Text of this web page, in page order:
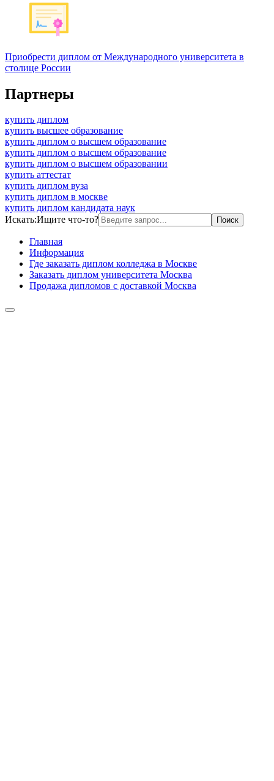
Приобрести диплом от Международного университета в
столице России
Партнеры
купить диплом
купить высшее образование
купить диплом о высшем образование
купить диплом о высшем образование
купить диплом о высшем образовании
купить аттестат
купить диплом вуза
купить диплом в москве
купить диплом кандидата наук
Искать:Ищите что-то?
Главная
Информация
Где заказать диплом колледжа в Москве
Заказать диплом университета Москва
Продажа дипломов с доставкой Москва